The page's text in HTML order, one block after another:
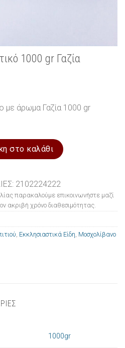
1000 gr Γαζία
με άρωμα Γαζία 1000 gr
gr Γαζία ποσότητα
στο καλάθι
2102224222
παρακαλούμε επικοινωνήστε μαζί
ακριβή χρόνο διαθεσιμότητας.
Εκκλησιαστικά Είδη Μοσχολίβανο
1000gr